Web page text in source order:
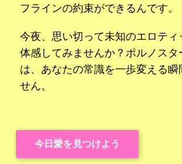
フラインの約束ができるんです。
今夜、思い切って未知のエロティ
体感してみませんか？ポルノスタ
は、あなたの常識を一歩変える瞬
せん。
今日愛を見つけよう